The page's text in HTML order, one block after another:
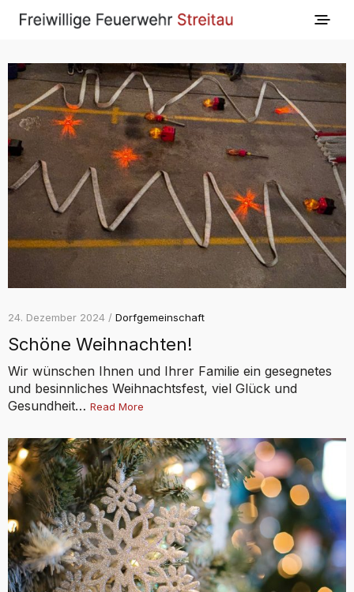
24. Dezember 2024 / Dorfgemeinschaft
Schöne Weihnachten!
Wir wünschen Ihnen und Ihrer Familie ein gesegnetes
und besinnliches Weihnachtsfest, viel Glück und
Gesundheit… Read More